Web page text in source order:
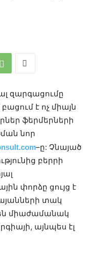
զարգացումը
է ոչ միայն
ֆերմերների
նոր
–ը: Չնայած
բերրի
փորձը ցույց է
տակ
միաժամանակ
այնպես էլ